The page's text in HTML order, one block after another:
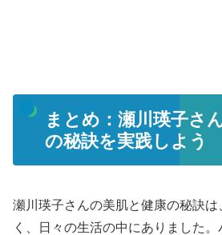
まとめ：瀬川瑛子さ
の秘訣を実践しよう
瀬川瑛子さんの美肌と健康の秘訣
く、日々の生活の中にありました